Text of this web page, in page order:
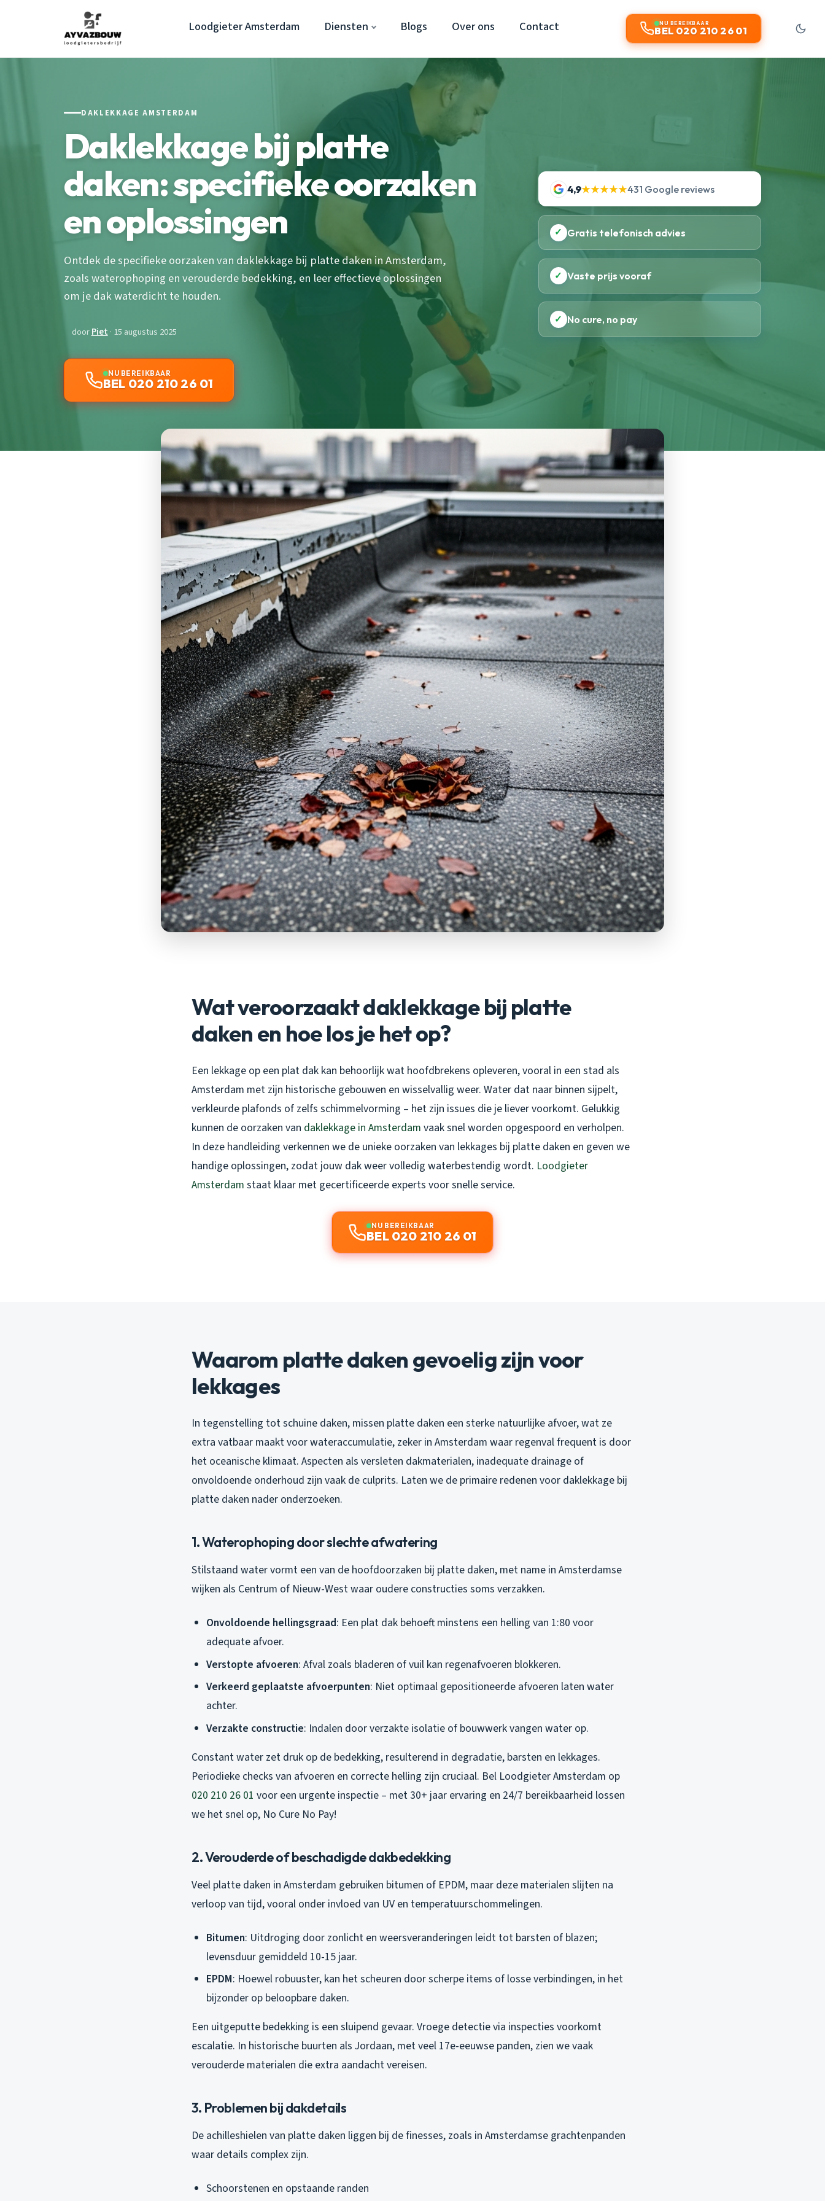
Loodgieter Amsterdam Diensten Blogs Over ons Contact NU BEREIKBAAR
BEL 020 210 26 01
DAKLEKKAGE AMSTERDAM
Daklekkage bij platte
daken: specifieke oorzaken
en oplossingen
Ontdek de specifieke oorzaken van daklekkage bij platte daken in Amsterdam,
zoals waterophoping en verouderde bedekking, en leer effectieve oplossingen
om je dak waterdicht te houden.
doorPiet · 15 augustus 2025
NU BEREIKBAAR
BEL 020 210 26 01
4,9★★★★★431 Google reviews
✓ Gratis telefonisch advies
✓ Vaste prijs vooraf
✓ No cure, no pay
Wat veroorzaakt daklekkage bij platte
daken en hoe los je het op?
Een lekkage op een plat dak kan behoorlijk wat hoofdbrekens opleveren, vooral in een stad als
Amsterdam met zijn historische gebouwen en wisselvallig weer. Water dat naar binnen sijpelt,
verkleurde plafonds of zelfs schimmelvorming – het zijn issues die je liever voorkomt. Gelukkig
kunnen de oorzaken van daklekkage in Amsterdam vaak snel worden opgespoord en verholpen.
In deze handleiding verkennen we de unieke oorzaken van lekkages bij platte daken en geven we
handige oplossingen, zodat jouw dak weer volledig waterbestendig wordt. Loodgieter
Amsterdam staat klaar met gecertificeerde experts voor snelle service.
NU BEREIKBAAR
BEL 020 210 26 01
Waarom platte daken gevoelig zijn voor
lekkages
In tegenstelling tot schuine daken, missen platte daken een sterke natuurlijke afvoer, wat ze
extra vatbaar maakt voor wateraccumulatie, zeker in Amsterdam waar regenval frequent is door
het oceanische klimaat. Aspecten als versleten dakmaterialen, inadequate drainage of
onvoldoende onderhoud zijn vaak de culprits. Laten we de primaire redenen voor daklekkage bij
platte daken nader onderzoeken.
1. Waterophoping door slechte afwatering
Stilstaand water vormt een van de hoofdoorzaken bij platte daken, met name in Amsterdamse
wijken als Centrum of Nieuw-West waar oudere constructies soms verzakken.
Onvoldoende hellingsgraad: Een plat dak behoeft minstens een helling van 1:80 voor
adequate afvoer.
Verstopte afvoeren: Afval zoals bladeren of vuil kan regenafvoeren blokkeren.
Verkeerd geplaatste afvoerpunten: Niet optimaal gepositioneerde afvoeren laten water
achter.
Verzakte constructie: Indalen door verzakte isolatie of bouwwerk vangen water op.
Constant water zet druk op de bedekking, resulterend in degradatie, barsten en lekkages.
Periodieke checks van afvoeren en correcte helling zijn cruciaal. Bel Loodgieter Amsterdam op
020 210 26 01 voor een urgente inspectie – met 30+ jaar ervaring en 24/7 bereikbaarheid lossen
we het snel op, No Cure No Pay!
2. Verouderde of beschadigde dakbedekking
Veel platte daken in Amsterdam gebruiken bitumen of EPDM, maar deze materialen slijten na
verloop van tijd, vooral onder invloed van UV en temperatuurschommelingen.
Bitumen: Uitdroging door zonlicht en weersveranderingen leidt tot barsten of blazen;
levensduur gemiddeld 10-15 jaar.
EPDM: Hoewel robuuster, kan het scheuren door scherpe items of losse verbindingen, in het
bijzonder op beloopbare daken.
Een uitgeputte bedekking is een sluipend gevaar. Vroege detectie via inspecties voorkomt
escalatie. In historische buurten als Jordaan, met veel 17e-eeuwse panden, zien we vaak
verouderde materialen die extra aandacht vereisen.
3. Problemen bij dakdetails
De achilleshielen van platte daken liggen bij de finesses, zoals in Amsterdamse grachtenpanden
waar details complex zijn.
Schoorstenen en opstaande randen